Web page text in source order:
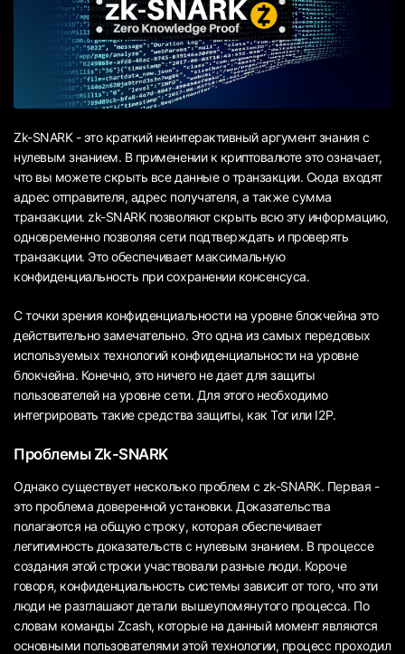
Zk-SNARK - это краткий неинтерактивный аргумент знания с
нулевым знанием. В применении к криптовалюте это означает,
что вы можете скрыть все данные о транзакции. Сюда входят
адрес отправителя, адрес получателя, а также сумма
транзакции. zk-SNARK позволяют скрыть всю эту информацию,
одновременно позволяя сети подтверждать и проверять
транзакции. Это обеспечивает максимальную
конфиденциальность при сохранении консенсуса.
С точки зрения конфиденциальности на уровне блокчейна это
действительно замечательно. Это одна из самых передовых
используемых технологий конфиденциальности на уровне
блокчейна. Конечно, это ничего не дает для защиты
пользователей на уровне сети. Для этого необходимо
интегрировать такие средства защиты, как Tor или I2P.
Проблемы Zk-SNARK
Однако существует несколько проблем с zk-SNARK. Первая -
это проблема доверенной установки. Доказательства
полагаются на общую строку, которая обеспечивает
легитимность доказательств с нулевым знанием. В процессе
создания этой строки участвовали разные люди. Короче
говоря, конфиденциальность системы зависит от того, что эти
люди не разглашают детали вышеупомянутого процесса. По
словам команды Zcash, которые на данный момент являются
основными пользователями этой технологии, процесс проходил